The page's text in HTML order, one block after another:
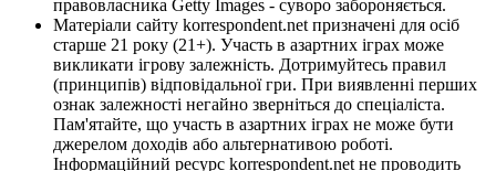
правовласника Getty Images - суворо забороняється.
Матеріали сайту korrespondent.net призначені для осіб
старше 21 року (21+). Участь в азартних іграх може
викликати ігрову залежність. Дотримуйтесь правил
(принципів) відповідальної гри. При виявленні перших
ознак залежності негайно зверніться до спеціаліста.
Пам'ятайте, що участь в азартних іграх не може бути
джерелом доходів або альтернативою роботі.
Інформаційний ресурс korrespondent.net не проводить